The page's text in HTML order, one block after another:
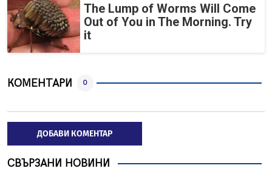
The Lump of Worms Will Come
Out of You in The Morning. Try
it
КОМЕНТАРИ 0
ДОБАВИ КОМЕНТАР
СВЪРЗАНИ НОВИНИ